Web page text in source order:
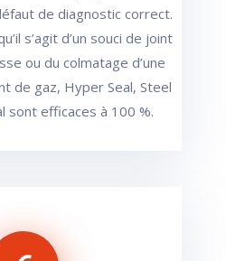
de diagnostic correct.
s’agit d’un souci de joint
ou du colmatage d’une
de gaz, Hyper Seal, Steel
sont efficaces à 100 %.